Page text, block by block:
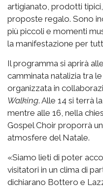
artigianato, prodotti
proposte regalo. Sono
più piccoli e momenti
la manifestazione per
Il programma si aprirà
camminata natalizia tra
organizzata in
Walking. Alle 14 si terrà
mentre alle 16, nella
Gospel Choir proporrà
atmosfere del Natale.
«Siamo lieti di poter
visitatori in un clima di
dichiarano Bottero e